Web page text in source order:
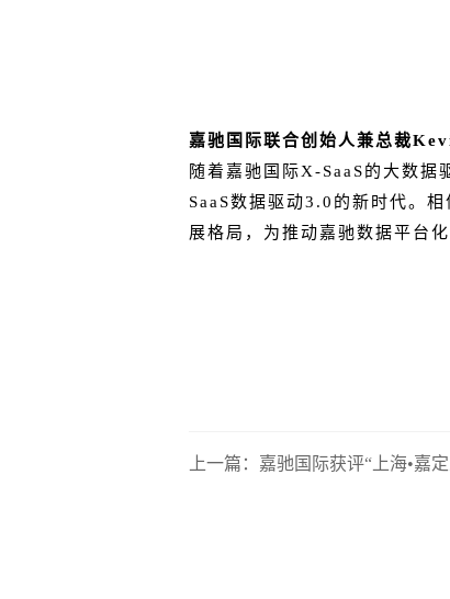
嘉驰国际联合创始人兼总裁
随着嘉驰国际X-SaaS的大数
SaaS数据驱动3.0的新时代。
展格局，为推动嘉驰数据平台
上一篇：嘉驰国际获评“上海•嘉